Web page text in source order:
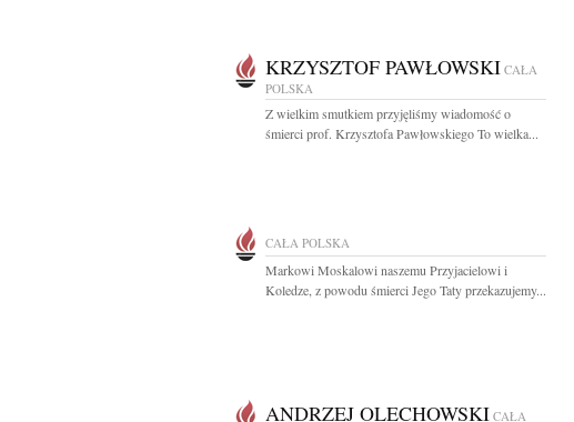
KRZYSZTOF PAWŁOWSKI CAŁA
POLSKA
Z wielkim smutkiem przyjęliśmy wiadomość o
śmierci prof. Krzysztofa Pawłowskiego To wielka...
CAŁA POLSKA
Markowi Moskalowi naszemu Przyjacielowi i
Koledze, z powodu śmierci Jego Taty przekazujemy...
ANDRZEJ OLECHOWSKI CAŁA